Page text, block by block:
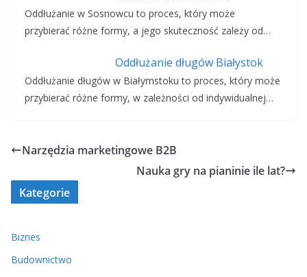
Oddłużanie w Sosnowcu to proces, który może
przybierać różne formy, a jego skuteczność zależy od…
Oddłużanie długów Białystok
Oddłużanie długów w Białymstoku to proces, który może
przybierać różne formy, w zależności od indywidualnej…
Narzędzia marketingowe B2B
Nauka gry na pianinie ile lat?
Kategorie
Biznes
Budownictwo